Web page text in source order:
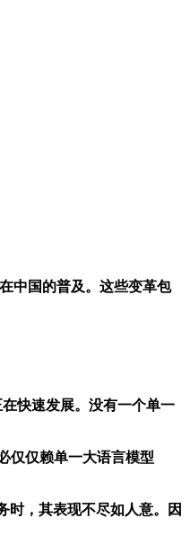
中国的普及。这些变革包
快速发展。没有一个单一
仅仅赖单一大语言模型
，其表现不尽如人意。因